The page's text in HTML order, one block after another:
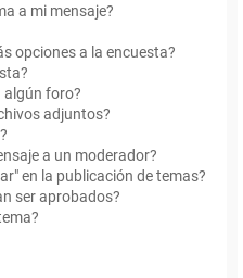
a mi mensaje?
opciones a la encuesta?
algún foro?
adjuntos?
a un moderador?
en la publicación de temas?
ser aprobados?